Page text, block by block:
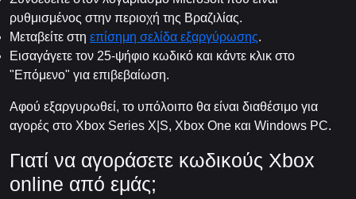
ρυθμισμένος στην περιοχή της Βραζιλίας.
Μεταβείτε στη επίσημη σελίδα εξαργύρωσης.
Εισαγάγετε τον 25-ψήφιο κωδικό και κάντε κλικ στο
"Επόμενο" για επιβεβαίωση.
Αφού εξαργυρωθεί, το υπόλοιπο θα είναι διαθέσιμο για
αγορές στο Xbox Series X|S, Xbox One και Windows PC.
Γιατί να αγοράσετε κωδικούς Xbox
online από εμάς;